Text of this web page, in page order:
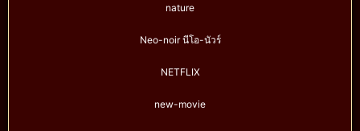
nature
Neo-noir นีโอ-นัวร์
NETFLIX
new-movie